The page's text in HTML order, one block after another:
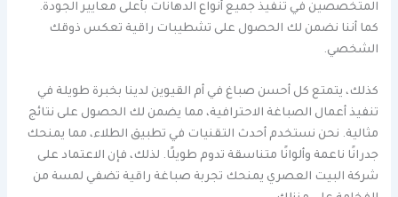
المتخصصين في تنفيذ جميع أنواع الدهانات بأعلى معايير الجودة.
كما أننا نضمن لك الحصول على تشطيبات راقية تعكس ذوقك
الشخصي.
كذلك، يتمتع كل أحسن صباغ في أم القيوين لدينا بخبرة طويلة في
تنفيذ أعمال الصباغة الاحترافية، مما يضمن لك الحصول على نتائج
مثالية. نحن نستخدم أحدث التقنيات في تطبيق الطلاء، مما يمنحك
جدرانًا ناعمة وألوانًا متناسقة تدوم طويلًا. لذلك، فإن الاعتماد على
شركة البيت العصري يمنحك تجربة صباغة راقية تضفي لمسة من